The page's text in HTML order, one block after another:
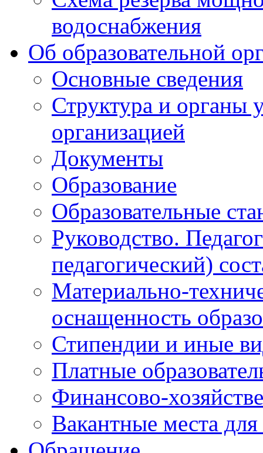
водоснабжения
Об образовательной
Основные сведения
Структура и органы
организацией
Документы
Образование
Образовательные
Руководство.
педагогический)
Материально-
оснащенность
Стипендии и иные
Платные
Финансово-
Вакантные места